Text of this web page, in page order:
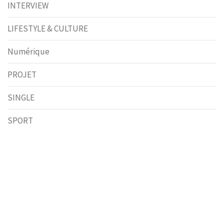
INTERVIEW
LIFESTYLE & CULTURE
Numérique
PROJET
SINGLE
SPORT